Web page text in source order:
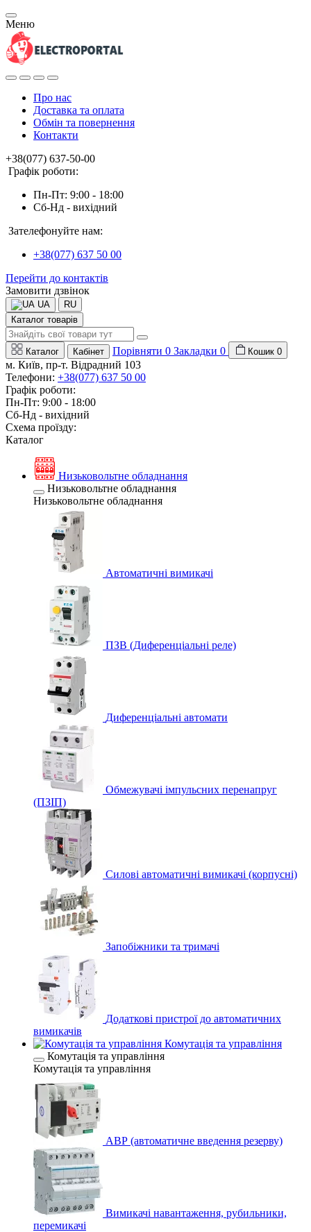
Меню
Про нас
Доставка та оплата
Обмін та повернення
Контакти
+38(077) 637-50-00
Графік роботи:
Пн-Пт: 9:00 - 18:00
Сб-Нд - вихідний
Зателефонуйте нам:
+38(077) 637 50 00
Перейти до контактів
Замовити дзвінок
UA
RU
Каталог товарів
Каталог Кабінет Порівняти 0 Закладки 0 Кошик 0
м. Київ, пр-т. Відрадний 103
Телефони: +38(077) 637 50 00
Графік роботи:
Пн-Пт: 9:00 - 18:00
Сб-Нд - вихідний
Схема проїзду:
Каталог
Низьковольтне обладнання
Низьковольтне обладнання
Низьковольтне обладнання
Автоматичні вимикачі
ПЗВ (Диференціальні реле)
Диференціальні автомати
Обмежувачі імпульсних перенапруг
(ПЗІП)
Силові автоматичні вимикачі (корпусні)
Запобіжники та тримачі
Додаткові пристрої до автоматичних
вимикачів
Комутація та управління
Комутація та управління
Комутація та управління
АВР (автоматичне введення резерву)
Вимикачі навантаження, рубильники,
перемикачі